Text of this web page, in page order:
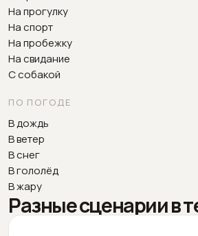
На прогулку
На спорт
На пробежку
На свидание
С собакой
ПО ПОГОДЕ
В дождь
В ветер
В снег
В гололёд
В жару
Разные сценарии в